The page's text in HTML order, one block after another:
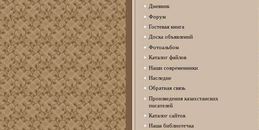
Дневник
Форум
Гостевая книга
Доска объявлений
Фотоальбом
Каталог файлов
Наши современники
Наследие
Обратная связь
Произведения казахстанских
писателей
Каталог сайтов
Наша библиотечка